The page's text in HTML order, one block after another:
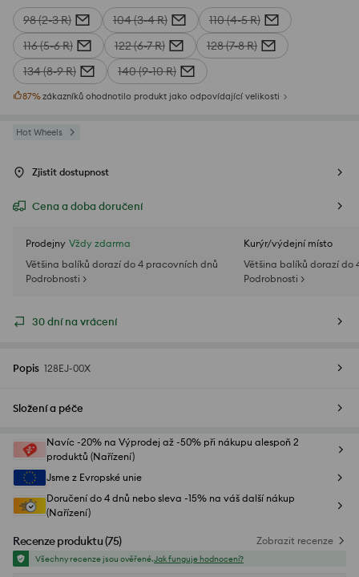
98 (2-3 R) 104 (3-4 R)
110 (4-5 R)
116 (5-6 R)
122 (6-7 R)
128 (7-8 R)
134 (8-9 R)
140 (9-10 R)
87%zákazníků ohodnotilo produkt jako odpovídající velikosti
Hot Wheels
Zjistit dostupnost
Cena a doba doručení
Prodejny Vždy zdarma
Většina balíků dorazí do 4 pracovních dnů
Podrobnosti >
Kurýr/výdejní místo
Většina balíků dorazí do
Podrobnosti >
30 dní na vrácení
Popis 128EJ-00X
Složení a péče
Navíc -20% na Výprodej až -50% při nákupu alespoň 2
produktů (Nařízení)
Jsme z Evropské unie
Doručení do 4 dnů nebo sleva -15% na váš další nákup
(Nařízení)
Recenze produktu(75) Zobrazit recenze
Všechny recenze jsou ověřené.Jak funguje hodnocení?